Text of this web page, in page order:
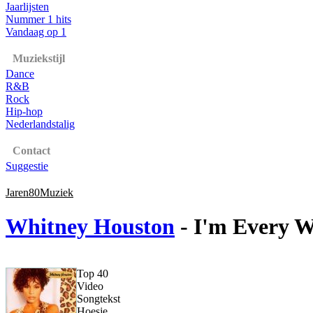
Jaarlijsten
Nummer 1 hits
Vandaag op 1
Muziekstijl
Dance
R&B
Rock
Hip-hop
Nederlandstalig
Contact
Suggestie
Jaren80Muziek
Whitney Houston - I'm Every
Top 40
Video
Songtekst